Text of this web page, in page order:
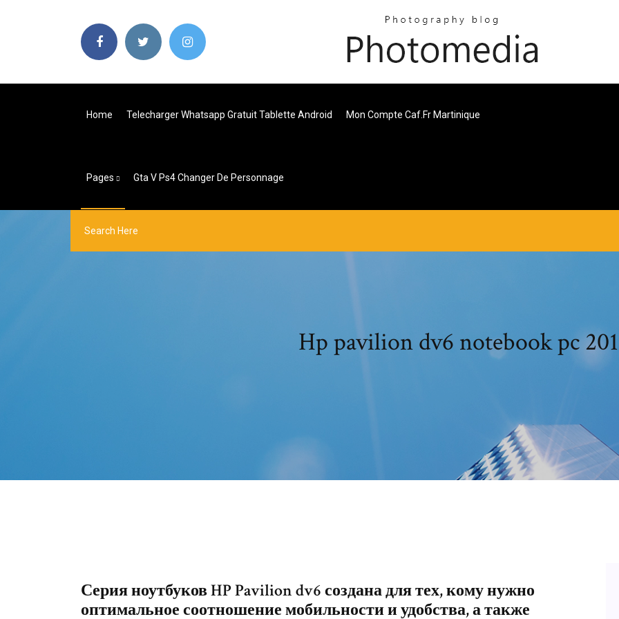
Home Telecharger Whatsapp Gratuit Tablette Android Mon Compte Caf.fr Martinique
Pages Gta V Ps4 Changer De Personnage
Hp pavilion dv6 notebook pc
Серия ноутбуков HP Pavilion dv6 создана для тех, кому нужно
оптимальное соотношение мобильности и удобства, а также